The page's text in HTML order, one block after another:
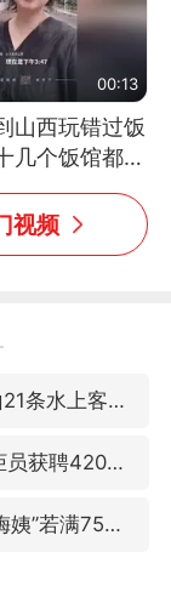
00:13
山西玩错过饭
几个饭馆都没
到几点
视频
浙江舟山21条水上客运航线停航
80后女柜员获聘4200亿银行副行长
律师称“梅姨”若满75岁或不适用死刑